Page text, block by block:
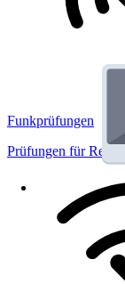
Funkprüfungen
Prüfungen für